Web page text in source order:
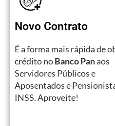
Novo Contrato
É a forma mais rápida de
crédito noBanco Panaos
Servidores Públicos e
Aposentados e
INSS. Aproveite!